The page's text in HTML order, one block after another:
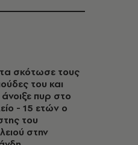
σκότωσε τους
του και
πυρ στο
- 15 ετών ο
του
στην